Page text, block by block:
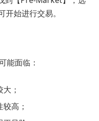
开始进行交易。
能面临：
；
高；